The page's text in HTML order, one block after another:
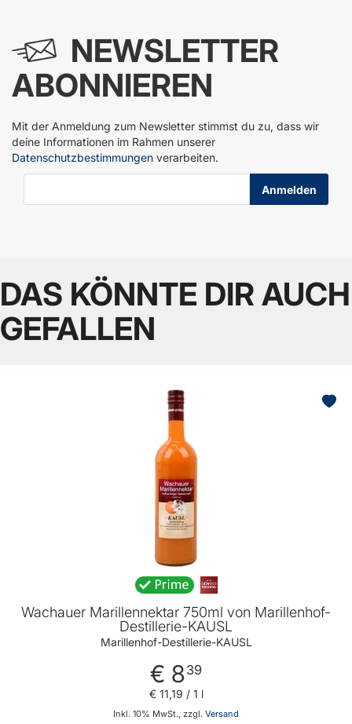
NEWSLETTER
ABONNIEREN
Mit der Anmeldung zum Newsletter stimmst du zu, dass wir
deine Informationen im Rahmen unserer
Datenschutzbestimmungen verarbeiten.
DAS KÖNNTE DIR AUCH
GEFALLEN
Wachauer Marillennektar 750ml von Marillenhof-
Destillerie-KAUSL
Marillenhof-Destillerie-KAUSL
€ 839
Inkl. 10% MwSt., zzgl. Versand
€ 11,19 / 1 l